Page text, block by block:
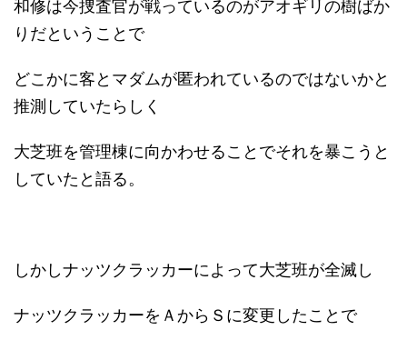
和修は今捜査官が戦っているのがアオギリの樹ばか
りだということで
どこかに客とマダムが匿われているのではないかと
推測していたらしく
大芝班を管理棟に向かわせることでそれを暴こうと
していたと語る。
しかしナッツクラッカーによって大芝班が全滅し
ナッツクラッカーをＡからＳに変更したことで